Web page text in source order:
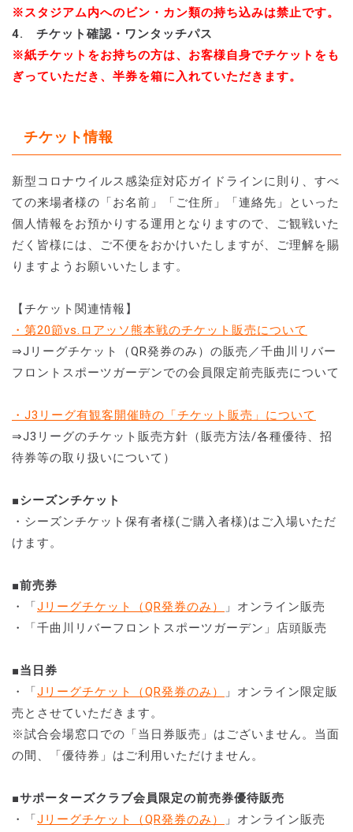
※スタジアム内へのビン・カン類の持ち込みは禁止です。
4. チケット確認・ワンタッチパス
※紙チケットをお持ちの方は、お客様自身でチケットをも
ぎっていただき、半券を箱に入れていただきます。
チケット情報
新型コロナウイルス感染症対応ガイドラインに則り、すべ
ての来場者様の「お名前」「ご住所」「連絡先」といった
個人情報をお預かりする運用となりますので、ご観戦いた
だく皆様には、ご不便をおかけいたしますが、ご理解を賜
りますようお願いいたします。
【チケット関連情報】
・第20節vs.ロアッソ熊本戦のチケット販売について
⇒Jリーグチケット（QR発券のみ）の販売／千曲川リバー
フロントスポーツガーデンでの会員限定前売販売について
・J3リーグ有観客開催時の「チケット販売」について
⇒J3リーグのチケット販売方針（販売方法/各種優待、招
待券等の取り扱いについて）
■シーズンチケット
・シーズンチケット保有者様(ご購入者様)はご入場いただ
けます。
■前売券
・「Jリーグチケット （QR発券のみ）
」オンライン販売
・「千曲川リバーフロントスポーツガーデン」店頭販売
■当日券
・「Jリーグチケット （QR発券のみ）
」オンライン限定販
売とさせていただきます。
※試合会場窓口での「当日券販売」はございません。当面
の間、「優待券」はご利用いただけません。
■サポーターズクラブ会員限定の前売券優待販売
・「Jリーグチケット （QR発券のみ）
」オンライン販売